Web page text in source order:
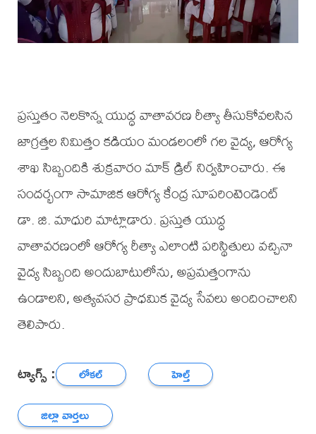
ప్రస్తుతం నెలకొన్న యుద్ధ వాతావరణ రీత్యా తీసుకోవలసిన
జాగ్రత్తల నిమిత్తం కడియం మండలంలో గల వైద్య, ఆరోగ్య
శాఖ సిబ్బందికి శుక్రవారం మాక్ డ్రిల్ నిర్వహించారు. ఈ
సందర్భంగా సామాజిక ఆరోగ్య కేంద్ర సూపరింటెండెంట్
డా. జి. మాధురి మాట్లాడారు. ప్రస్తుత యుద్ధ
వాతావరణంలో ఆరోగ్య రీత్యా ఎలాంటి పరిస్థితులు వచ్చినా
వైద్య సిబ్బంది అందుబాటులోను, అప్రమత్తంగాను
ఉండాలని, అత్యవసర ప్రాధమిక వైద్య సేవలు అందించాలని
తెలిపారు.
ట్యాగ్స్ : లోకల్
హెల్త్
జిల్లా వార్తలు